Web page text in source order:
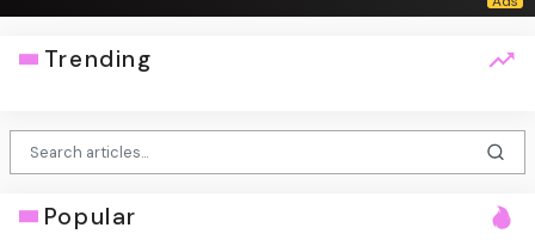
Trending
Popular